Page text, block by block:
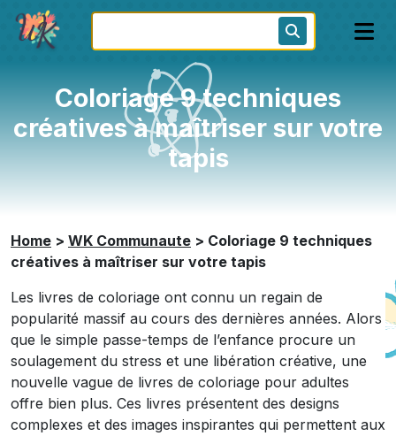
Coloriage 9 techniques
créatives à maîtriser sur votre
tapis
Home > WK Communaute > Coloriage 9 techniques
créatives à maîtriser sur votre tapis
Les livres de coloriage ont connu un regain de
popularité massif au cours des dernières années. Alors
que le simple passe-temps de l’enfance procure un
soulagement du stress et une libération créative, une
nouvelle vague de livres de coloriage pour adultes
offre bien plus. Ces livres présentent des designs
complexes et des images inspirantes qui permettent aux